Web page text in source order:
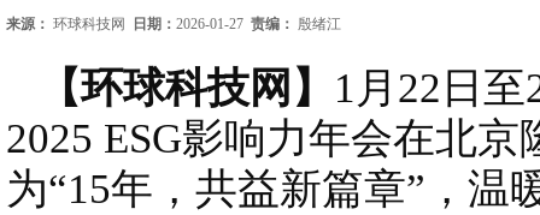
来源： 环球科技网 日期： 2026-01-27 责编： 殷绪江
【环球科技网】 1月22日
2025 ESG影响力年会在北
为“15年，共益新篇章”，温